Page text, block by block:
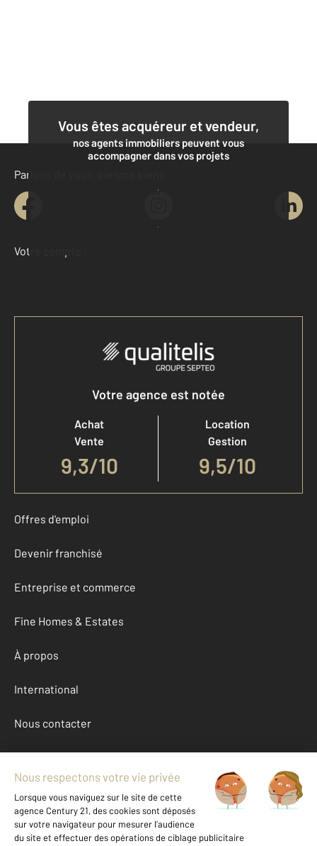
Vous êtes acquéreur et vendeur,
nos agents immobiliers peuvent vous
accompagner dans vos projets
Contacter l'agence
Demander une estimation
Parlons de vous, parlons biens
Votre compte :
Accéder à mon compte
Votre agence est notée
Achat
Vente
9,3/10
Location
Gestion
9,5/10
Offres d'emploi
Devenir franchisé
Entreprise et commerce
Fine Homes & Estates
À propos
International
Nous contacter
Mentions légales & CGU et Barèmes d'honoraires
Données personnelles
Gestionnaire des cookies